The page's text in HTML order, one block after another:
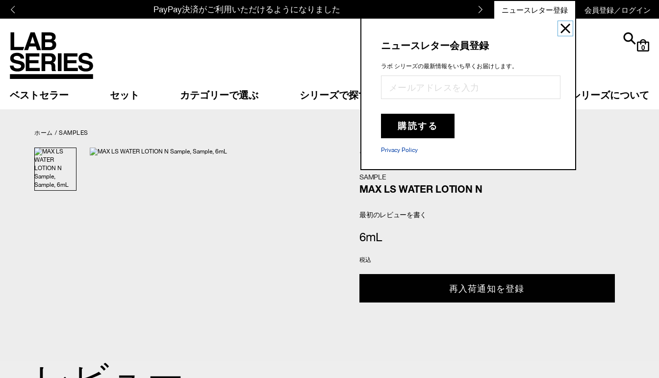
PayPay決済がご利用いただけるようになりました ニュースレター登録
ニュースレター会員登録
ラボ シリーズの最新情報をいち早くお届けします。
Privacy Policy
会員登録／ログイン
ベストセラー セット カテゴリーで選ぶ シリーズで探す スキンケアに迷ったら ラボ シリーズについて
cart
0
ホーム / SAMPLES
マックス LS ウオーター ローション N 6ML
MAX LS WATER LOTION N
SAMPLE
最初のレビューを書く
6mL
税込
再入荷通知を登録